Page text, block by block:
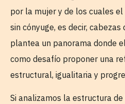
por la mujer y de los cuales
sin cónyuge, es decir, cabezas
plantea un panorama donde
como desafío proponer una
estructural, igualitaria y
Si analizamos la estructura